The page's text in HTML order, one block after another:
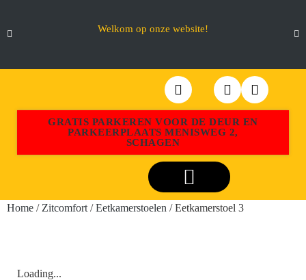
Welkom op onze website!
GRATIS PARKEREN VOOR DE DEUR EN
PARKEERPLAATS MENISWEG 2,
SCHAGEN
Home / Zitcomfort /Eetkamerstoelen / Eetkamerstoel 3
Loading...